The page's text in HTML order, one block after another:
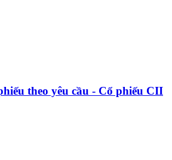
theo yêu cầu - Cổ phiếu CII